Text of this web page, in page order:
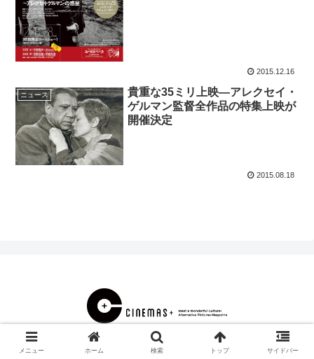
2015.12.16
ニュース
貴重な35ミリ上映―アレクセイ・
ゲルマン監督全作品の特集上映が
開催決定
2015.08.18
© 2000 CINEMAS＋.
メニュー ホーム 検索 トップ サイドバー